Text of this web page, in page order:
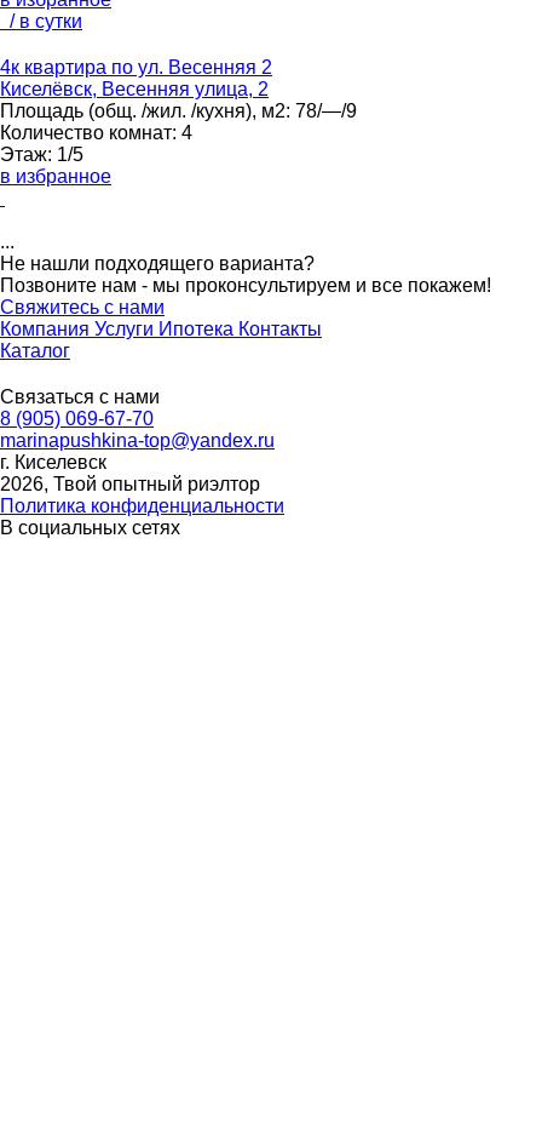
/ в сутки
4к квартира по ул. Весенняя 2
Киселёвск, Весенняя улица, 2
Площадь (общ. /жил. /кухня), м2: 78/—/9
Количество комнат: 4
Этаж: 1/5
в избранное
...
Не нашли подходящего варианта?
Позвоните нам - мы проконсультируем и все покажем!
Свяжитесь с нами
Компания Услуги Ипотека Контакты
Каталог
Связаться с нами
8 (905) 069-67-70
marinapushkina-top@yandex.ru
г. Киселевск
2026, Твой опытный риэлтор
Политика конфиденциальности
В социальных сетях